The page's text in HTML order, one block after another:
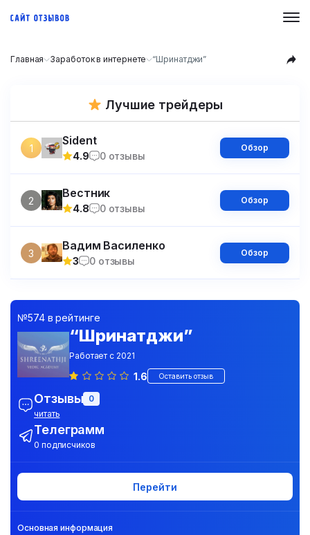
Главная Заработок в интернете “Шринатджи”
Лучшие трейдеры
1
Sident
4.9 0 отзывы
Обзор
2
Вестник
4.8 0 отзывы
Обзор
3
Вадим Василенко
3 0 отзывы
Обзор
№574 в рейтинге
“Шринатджи”
Работает с 2021
1.6 Оставить отзыв
Отзывы 0
читать
Телеграмм
0 подписчиков
Основная информация
Перейти